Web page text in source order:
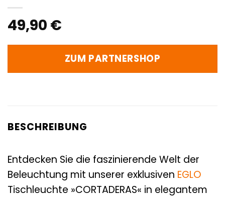
49,90 €
ZUM PARTNERSHOP
BESCHREIBUNG
Entdecken Sie die faszinierende Welt der
Beleuchtung mit unserer exklusiven EGLO
Tischleuchte »CORTADERAS« in elegantem